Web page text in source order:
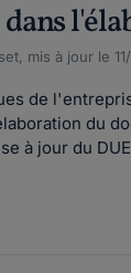
dans
mis à jour le
de
du
à jour du